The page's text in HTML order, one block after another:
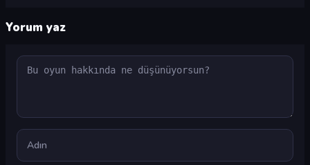
Yorum yaz
Yorum
Ad